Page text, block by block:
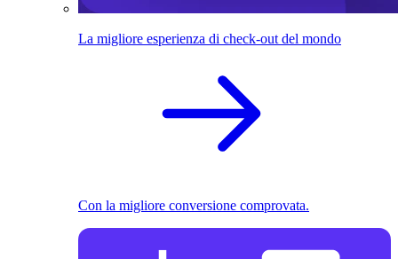
La migliore esperienza di check-out del mondo
Con la migliore conversione comprovata.